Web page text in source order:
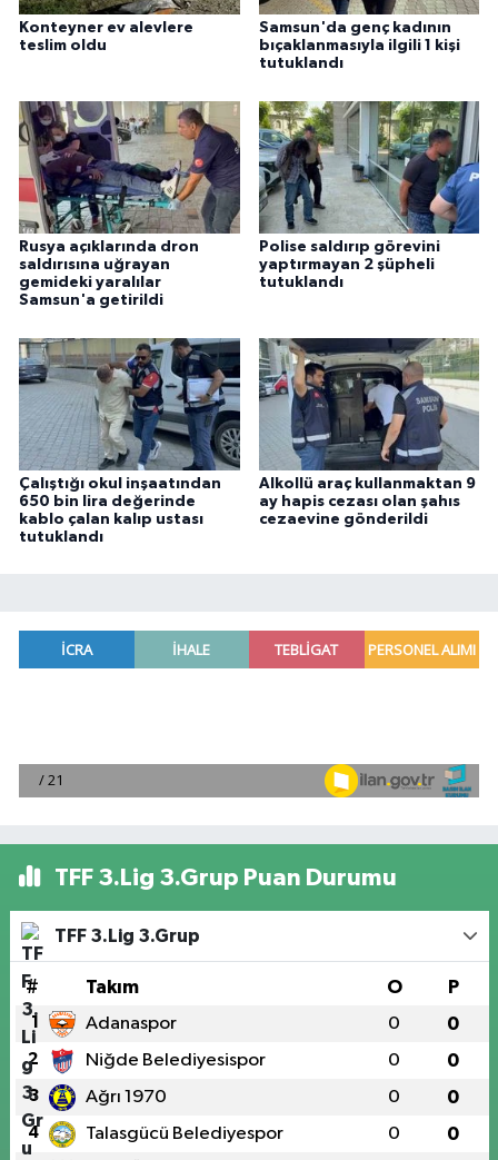
Konteyner ev alevlere
teslim oldu
Samsun'da genç kadının
bıçaklanmasıyla ilgili 1 kişi
tutuklandı
Rusya açıklarında dron
saldırısına uğrayan
gemideki yaralılar
Samsun'a getirildi
Polise saldırıp görevini
yaptırmayan 2 şüpheli
tutuklandı
Çalıştığı okul inşaatından
650 bin lira değerinde
kablo çalan kalıp ustası
tutuklandı
Alkollü araç kullanmaktan 9
ay hapis cezası olan şahıs
cezaevine gönderildi
TFF 3.Lig 3.Grup Puan Durumu
TFF 3.Lig 3.Grup
# Takım O P
1 Adanaspor 0 0
2 Niğde Belediyesispor 0 0
3 Ağrı 1970 0 0
4 Talasgücü Belediyespor 0 0